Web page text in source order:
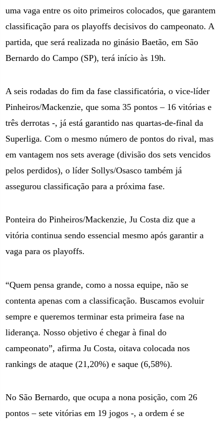
uma vaga entre os oito primeiros colocados, que garantem
classificação para os playoffs decisivos do campeonato. A
partida, que será realizada no ginásio Baetão, em São
Bernardo do Campo (SP), terá início às 19h.
A seis rodadas do fim da fase classificatória, o vice-líder
Pinheiros/Mackenzie, que soma 35 pontos – 16 vitórias e
três derrotas -, já está garantido nas quartas-de-final da
Superliga. Com o mesmo número de pontos do rival, mas
em vantagem nos sets average (divisão dos sets vencidos
pelos perdidos), o líder Sollys/Osasco também já
assegurou classificação para a próxima fase.
Ponteira do Pinheiros/Mackenzie, Ju Costa diz que a
vitória continua sendo essencial mesmo após garantir a
vaga para os playoffs.
“Quem pensa grande, como a nossa equipe, não se
contenta apenas com a classificação. Buscamos evoluir
sempre e queremos terminar esta primeira fase na
liderança. Nosso objetivo é chegar à final do
campeonato”, afirma Ju Costa, oitava colocada nos
rankings de ataque (21,20%) e saque (6,58%).
No São Bernardo, que ocupa a nona posição, com 26
pontos – sete vitórias em 19 jogos -, a ordem é se